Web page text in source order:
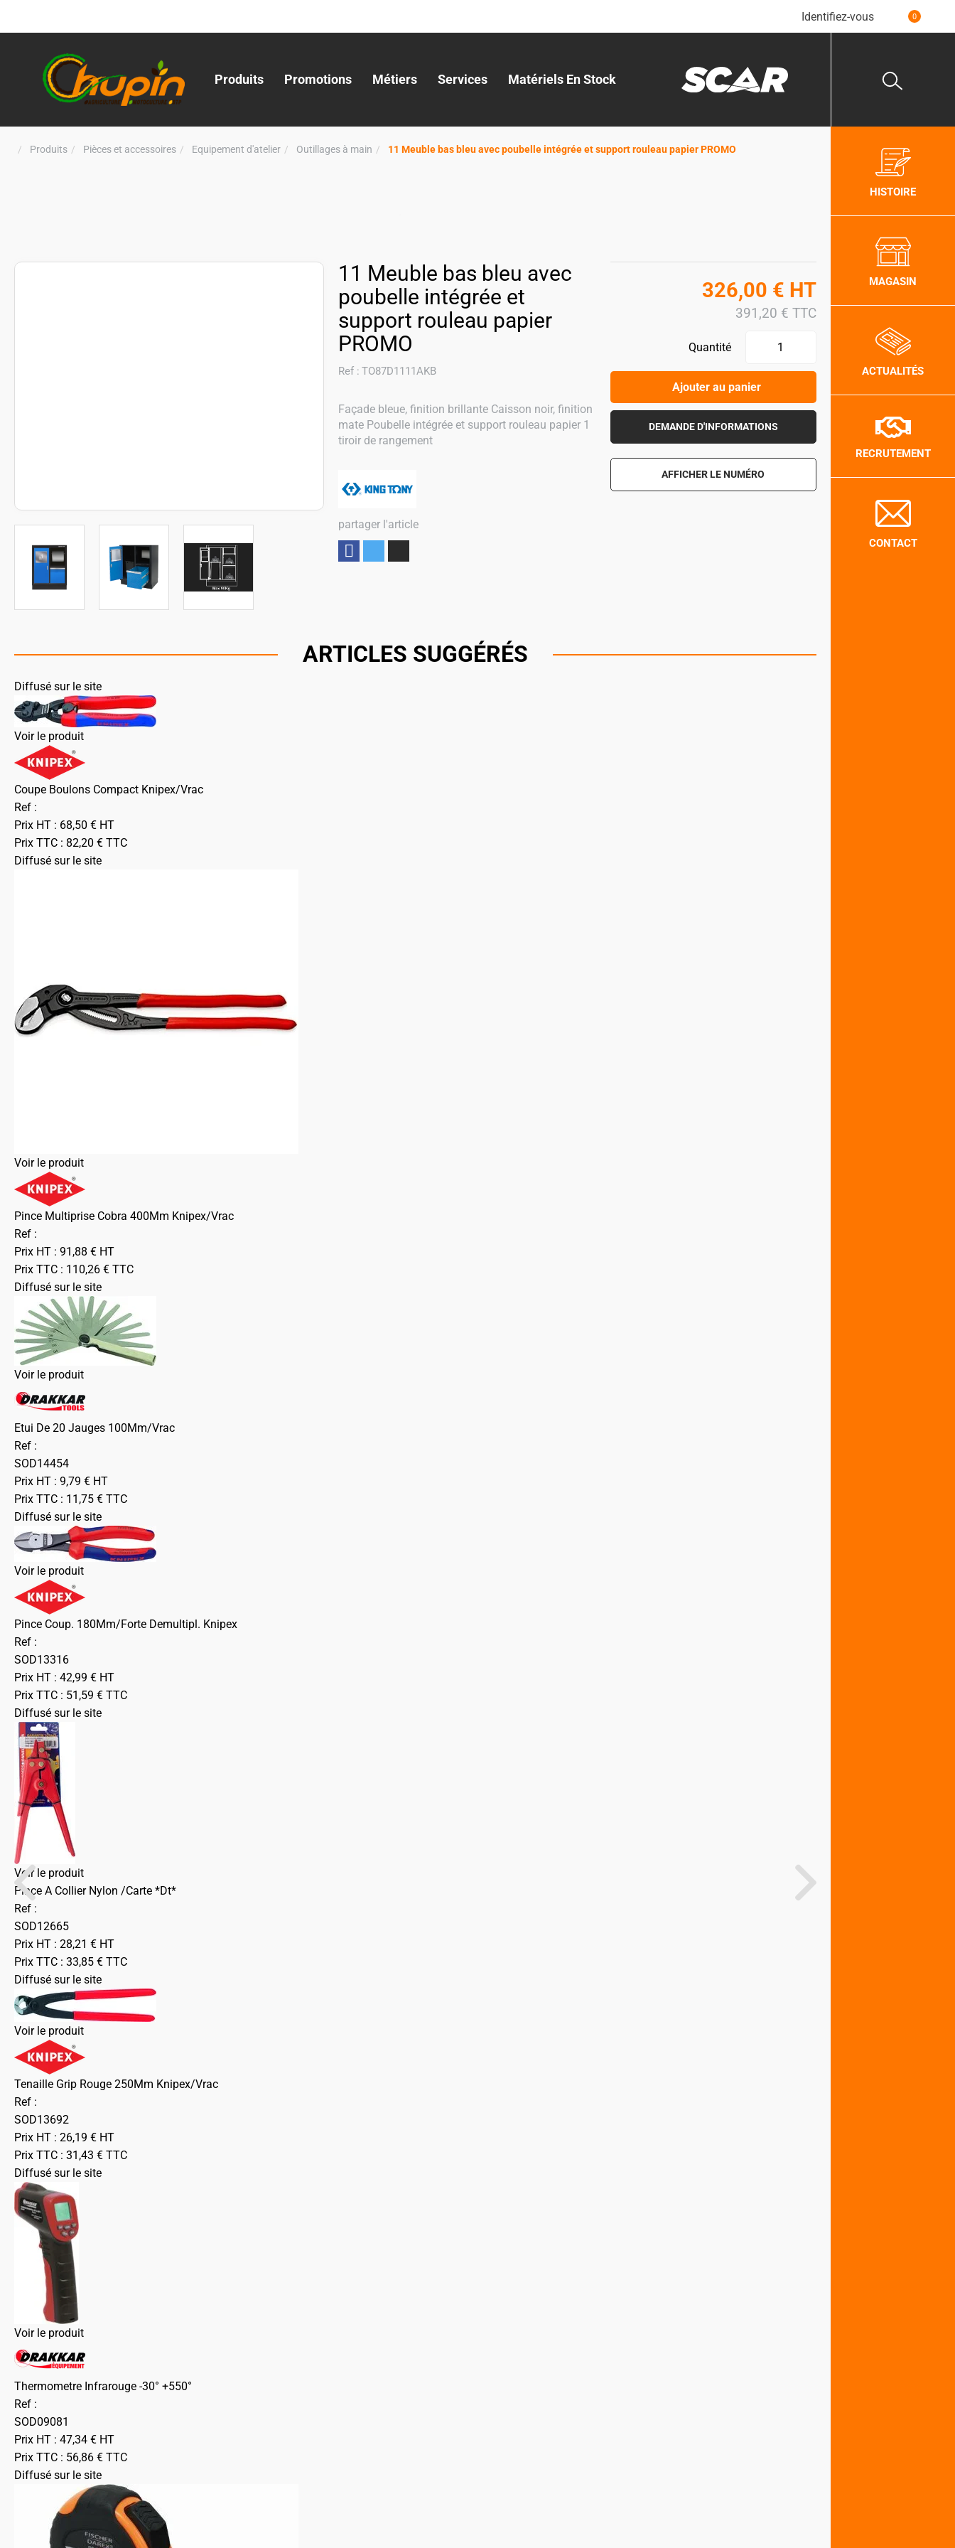
Identifiez-vous 0
Produits Promotions Métiers Services Matériels En Stock
Produits Pièces et accessoires Equipement d'atelier Outillages à main 11 Meuble bas bleu avec poubelle intégrée et support rouleau papier PROMO
11 Meuble bas bleu avec
poubelle intégrée et
support rouleau papier
PROMO
Ref : TO87D1111AKB
partager l'article
Façade bleue, finition brillante Caisson noir, finition
mate Poubelle intégrée et support rouleau papier 1
tiroir de rangement
326,00 € HT
391,20 € TTC
Quantité
Ajouter au panier
DEMANDE D'INFORMATIONS
AFFICHER LE NUMÉRO
ARTICLES SUGGÉRÉS
Diffusé sur le site
Voir le produit
Coupe Boulons Compact Knipex/Vrac
Ref :
Prix HT : 68,50 € HT
Prix TTC : 82,20 € TTC
Diffusé sur le site
Voir le produit
Pince Multiprise Cobra 400Mm Knipex/Vrac
Ref :
Prix HT : 91,88 € HT
Prix TTC : 110,26 € TTC
Diffusé sur le site
Voir le produit
Etui De 20 Jauges 100Mm/Vrac
Ref :
SOD14454
Prix HT : 9,79 € HT
Prix TTC : 11,75 € TTC
Diffusé sur le site
Voir le produit
Pince Coup. 180Mm/Forte Demultipl. Knipex
Ref :
SOD13316
Prix HT : 42,99 € HT
Prix TTC : 51,59 € TTC
Diffusé sur le site
Voir le produit
Pince A Collier Nylon /Carte *Dt*
Ref :
SOD12665
Prix HT : 28,21 € HT
Prix TTC : 33,85 € TTC
Diffusé sur le site
Voir le produit
Tenaille Grip Rouge 250Mm Knipex/Vrac
Ref :
SOD13692
Prix HT : 26,19 € HT
Prix TTC : 31,43 € TTC
Diffusé sur le site
Voir le produit
Thermometre Infrarouge -30° +550°
Ref :
SOD09081
Prix HT : 47,34 € HT
Prix TTC : 56,86 € TTC
Diffusé sur le site
HISTOIRE
MAGASIN
ACTUALITÉS
RECRUTEMENT
CONTACT